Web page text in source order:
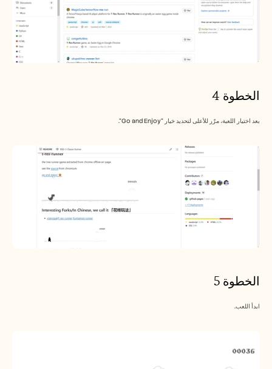
الخطوة 4
بعد اختيار اللعبة، مرّر للأعلى لتحديد خيار "Go and Enjoy".
الخطوة 5
ابدأ اللعب.